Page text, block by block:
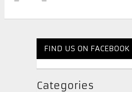
FIND US ON FACEBOOK
Categories